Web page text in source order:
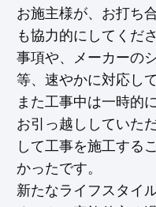
お施主様が、お打ち
も協力的にしてくだ
事項や、メーカーの
等、速やかに対応し
また工事中は一時的
お引っ越ししていた
して工事を施工する
かったです。
新たなライフスタイ